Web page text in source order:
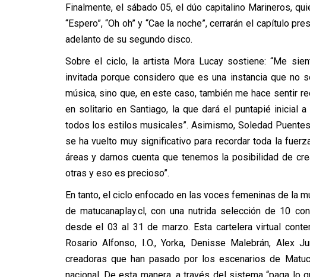
Finalmente, el sábado 05, el dúo capitalino Marineros,
“Espero”, “Oh oh” y “Cae la noche”, cerrarán el capítulo
adelanto de su segundo disco.
Sobre el ciclo, la artista Mora Lucay sostiene: “Me
invitada porque considero que es una instancia que no
música, sino que, en este caso, también me hace sentir
en solitario en Santiago, la que dará el puntapié inicial
todos los estilos musicales”. Asimismo, Soledad
se ha vuelto muy significativo para recordar toda la
áreas y darnos cuenta que tenemos la posibilidad de
otras y eso es precioso”.
En tanto, el ciclo enfocado en las voces femeninas de la
de matucanaplay.cl, con una nutrida selección de 10
desde el 03 al 31 de marzo. Esta cartelera virtual
Rosario Alfonso, I.O., Yorka, Denisse Malebrán, Alex
creadoras que han pasado por los escenarios de